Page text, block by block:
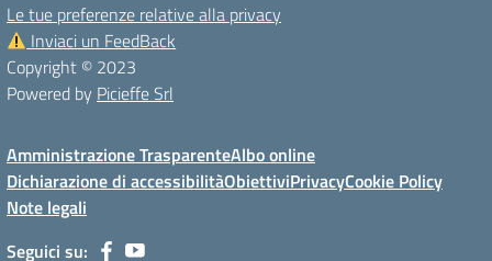
Le tue preferenze relative alla privacy
Inviaci un FeedBack
Copyright © 2023
Powered by Picieffe Srl
Amministrazione TrasparenteAlbo online
Dichiarazione di accessibilitàObiettiviPrivacyCookie Policy
Note legali
Seguici su: